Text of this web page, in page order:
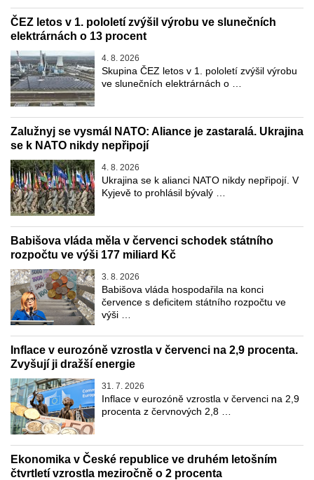
ČEZ letos v 1. pololetí zvýšil výrobu ve slunečních
elektrárnách o 13 procent
4. 8. 2026
Skupina ČEZ letos v 1. pololetí zvýšil výrobu
ve slunečních elektrárnách o …
Zalužnyj se vysmál NATO: Aliance je zastaralá. Ukrajina
se k NATO nikdy nepřipojí
4. 8. 2026
Ukrajina se k alianci NATO nikdy nepřipojí. V
Kyjevě to prohlásil bývalý …
Babišova vláda měla v červenci schodek státního
rozpočtu ve výši 177 miliard Kč
3. 8. 2026
Babišova vláda hospodařila na konci
července s deficitem státního rozpočtu ve
výši …
Inflace v eurozóně vzrostla v červenci na 2,9 procenta.
Zvyšují ji dražší energie
31. 7. 2026
Inflace v eurozóně vzrostla v červenci na 2,9
procenta z červnových 2,8 …
Ekonomika v České republice ve druhém letošním
čtvrtletí vzrostla meziročně o 2 procenta